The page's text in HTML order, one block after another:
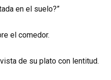
en el suelo?”
el comedor.
de su plato con lentitud.